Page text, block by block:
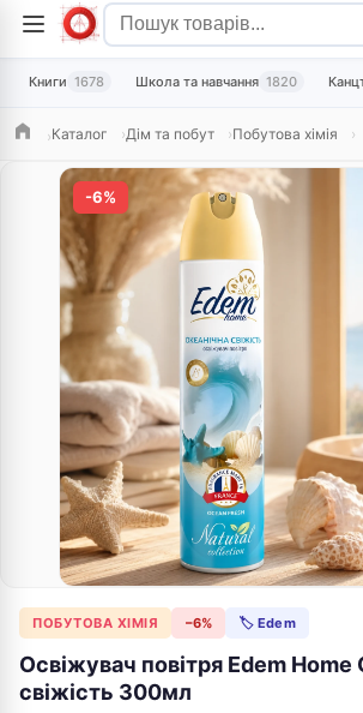
Книги 1678 Школа та навчання 1820
ГоловнаКаталог Дім та побут Побутова хімія
-6%
ПОБУТОВА ХІМІЯ −6% 🏷 Edem
Освіжувач повітря Edem Home
свіжість 300мл